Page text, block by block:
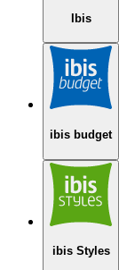
Ibis
ibis budget
ibis Styles